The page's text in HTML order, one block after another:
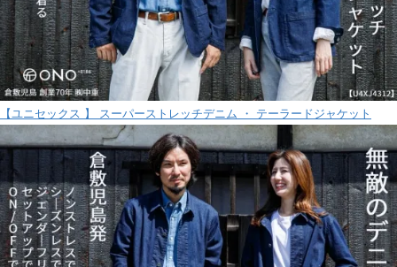
【ユニセックス 】 スーパーストレッチデニム ・ テーラードジャケット